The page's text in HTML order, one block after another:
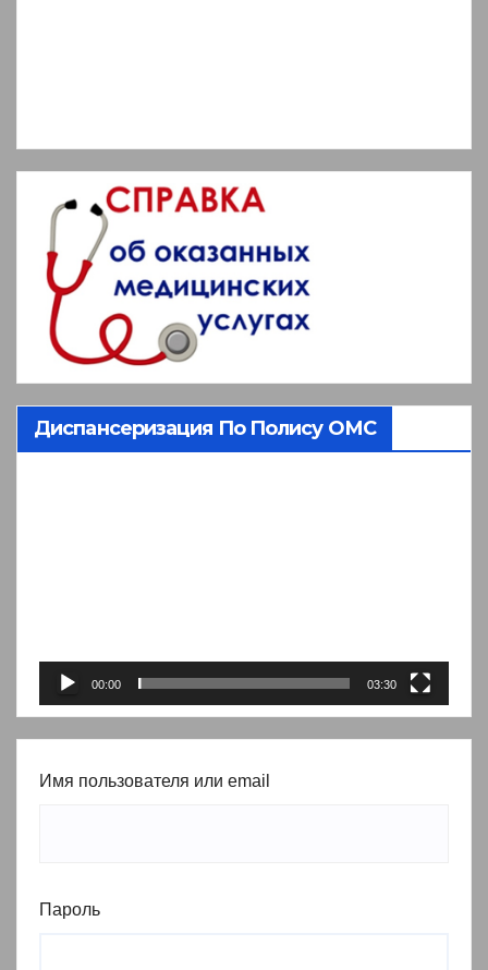
Диспансеризация По Полису ОМС
00:00 03:30
Имя пользователя или email
Пароль